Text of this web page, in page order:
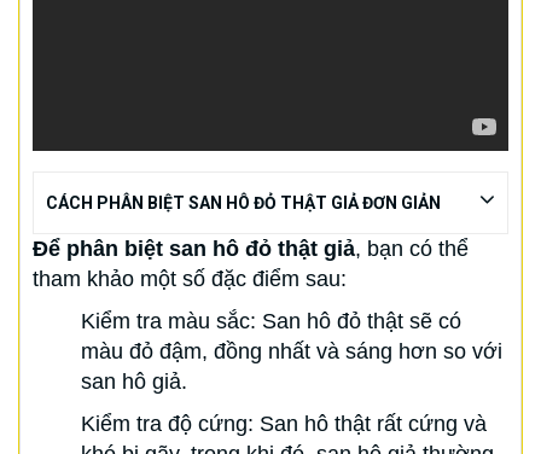
CÁCH PHÂN BIỆT SAN HÔ ĐỎ THẬT GIẢ ĐƠN GIẢN
Để phân biệt san hô đỏ thật giả, bạn có thể
tham khảo một số đặc điểm sau:
Kiểm tra màu sắc: San hô đỏ thật sẽ có
màu đỏ đậm, đồng nhất và sáng hơn so với
san hô giả.
Kiểm tra độ cứng: San hô thật rất cứng và